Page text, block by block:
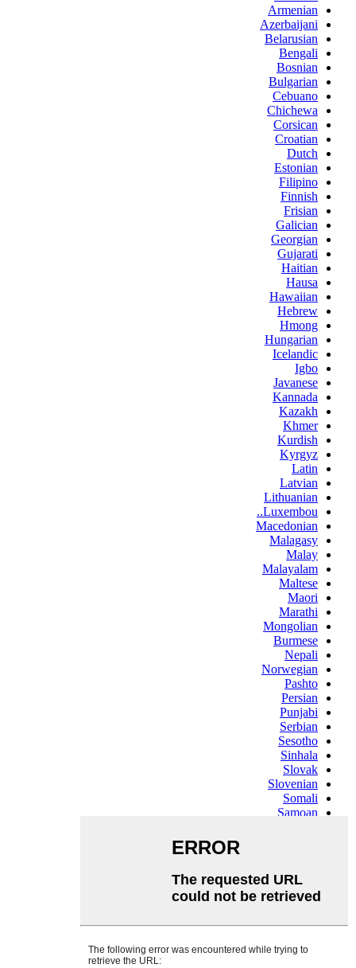
Armenian
Azerbaijani
Belarusian
Bengali
Bosnian
Bulgarian
Cebuano
Chichewa
Corsican
Croatian
Dutch
Estonian
Filipino
Finnish
Frisian
Galician
Georgian
Gujarati
Haitian
Hausa
Hawaiian
Hebrew
Hmong
Hungarian
Icelandic
Igbo
Javanese
Kannada
Kazakh
Khmer
Kurdish
Kyrgyz
Latin
Latvian
Lithuanian
Luxembou..
Macedonian
Malagasy
Malay
Malayalam
Maltese
Maori
Marathi
Mongolian
Burmese
Nepali
Norwegian
Pashto
Persian
Punjabi
Serbian
Sesotho
Sinhala
Slovak
Slovenian
Somali
Samoan
Swahili
Tajik
Telugu
Ukrainian